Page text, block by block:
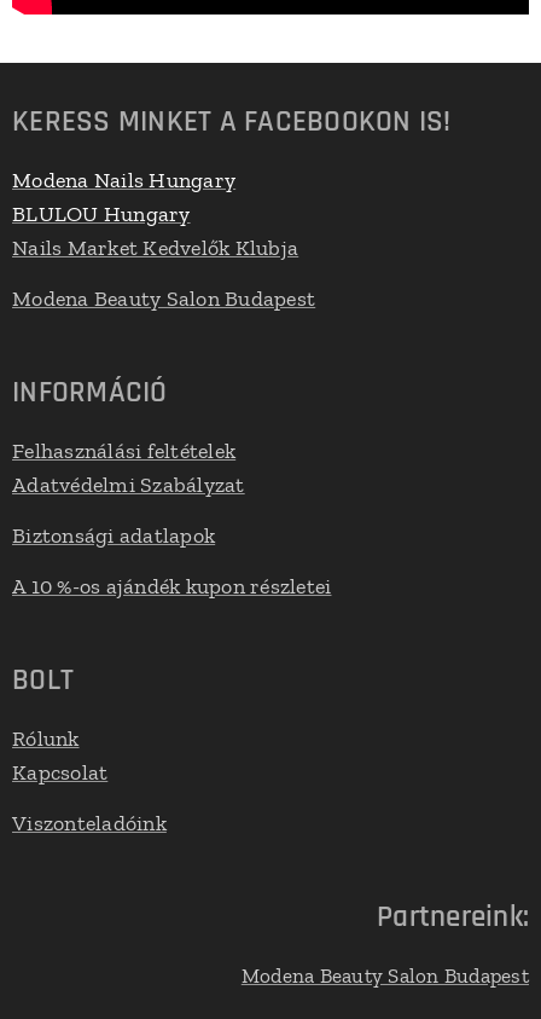
KERESS MINKET A FACEBOOKON IS!
Modena Nails Hungary
BLULOU Hungary
Nails Market Kedvelők Klubja
Modena Beauty Salon Budapest
INFORMÁCIÓ
Felhasználási feltételek
Adatvédelmi Szabályzat
Biztonsági adatlapok
A 10 %-os ajándék kupon részletei
BOLT
Rólunk
Kapcsolat
Viszonteladóink
Partnereink:
Modena Beauty Salon Budapest